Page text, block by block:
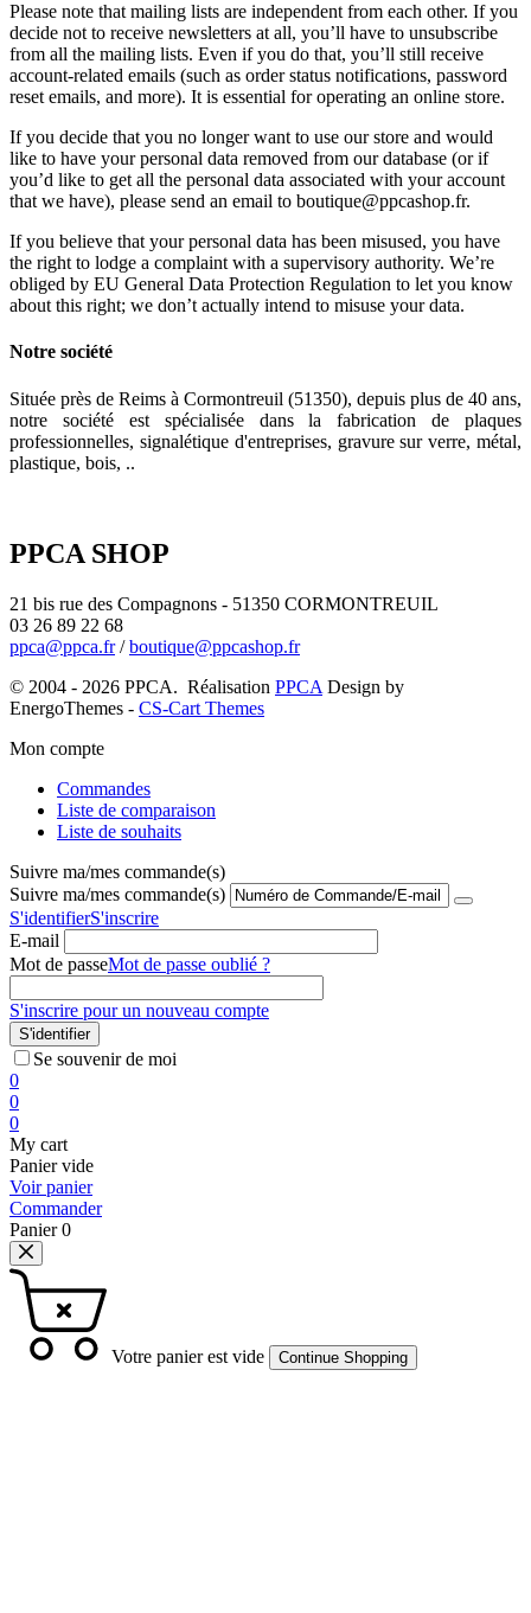
Please note that mailing lists are independent from each other. If you
decide not to receive newsletters at all, you’ll have to unsubscribe
from all the mailing lists. Even if you do that, you’ll still receive
account-related emails (such as order status notifications, password
reset emails, and more). It is essential for operating an online store.
If you decide that you no longer want to use our store and would
like to have your personal data removed from our database (or if
you’d like to get all the personal data associated with your account
that we have), please send an email to boutique@ppcashop.fr.
If you believe that your personal data has been misused, you have
the right to lodge a complaint with a supervisory authority. We’re
obliged by EU General Data Protection Regulation to let you know
about this right; we don’t actually intend to misuse your data.
Notre société
Située près de Reims à Cormontreuil (51350), depuis plus de 40 ans,
notre société est spécialisée dans la fabrication de plaques
professionnelles, signalétique d'entreprises, gravure sur verre, métal,
plastique, bois, ..
PPCA SHOP
21 bis rue des Compagnons - 51350 CORMONTREUIL
03 26 89 22 68
ppca@ppca.fr/boutique@ppcashop.fr
© 2004 - 2026 PPCA. Réalisation PPCA Design by
EnergoThemes - CS-Cart Themes
Mon compte
Commandes
Liste de comparaison
Liste de souhaits
Suivre ma/mes commande(s)
Suivre ma/mes commande(s)
S'identifierS'inscrire
E-mail
Mot de passeMot de passe oublié ?
S'inscrire pour un nouveau compte
S'identifier
Se souvenir de moi
0
0
0
My cart
Panier vide
Voir panier
Commander
Panier0
Votre panier est vide Continue Shopping